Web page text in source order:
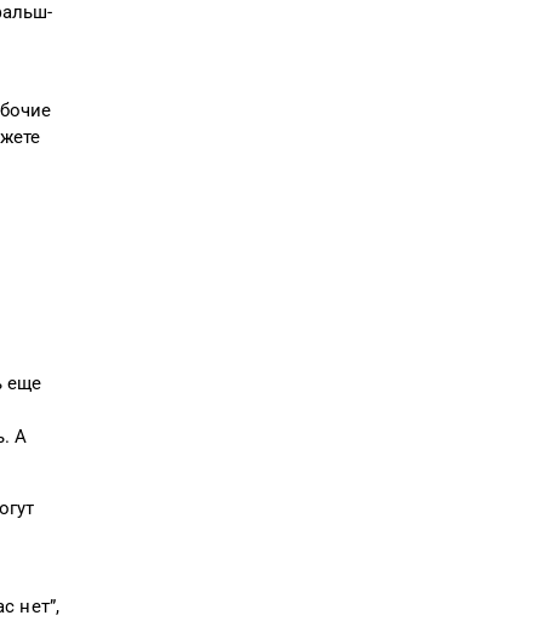
еще
А
нет”,